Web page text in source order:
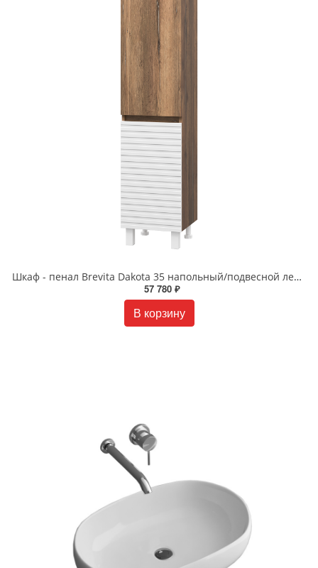
Шкаф - пенал Brevita Dakota 35 напольный/подвесной левый белый DAK-050350-19/01Л
57 780 ₽
В корзину